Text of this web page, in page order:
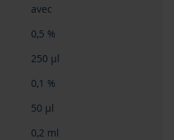
avec
0,5 %
250 µl
0,1 %
50 µl
0,2 ml